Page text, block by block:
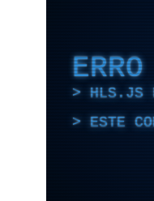
ERRO
HLS.JS
ESTE